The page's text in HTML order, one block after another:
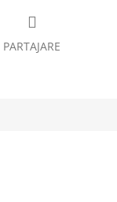
PARTAJARE